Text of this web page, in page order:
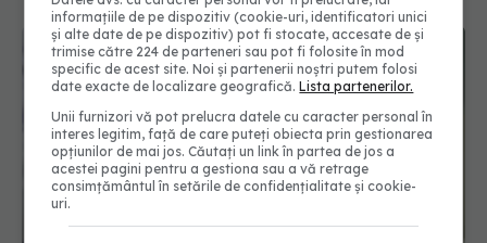
informațiile de pe dispozitiv (cookie-uri, identificatori unici
și alte date de pe dispozitiv) pot fi stocate, accesate de și
trimise către 224 de parteneri sau pot fi folosite în mod
specific de acest site. Noi și partenerii noștri putem folosi
date exacte de localizare geografică.Lista partenerilor.
Unii furnizori vă pot prelucra datele cu caracter personal în
interes legitim, față de care puteți obiecta prin gestionarea
opțiunilor de mai jos. Căutați un link în partea de jos a
acestei pagini pentru a gestiona sau a vă retrage
consimțământul în setările de confidențialitate și cookie-
uri.